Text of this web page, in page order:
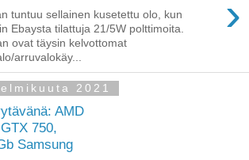
›
tuntuu sellainen kusetettu olo, kun
Ebaysta tilattuja 21/5W polttimoita.
ovat täysin kelvottomat
arruvalokäy...
2021
AMD
750,
Samsung